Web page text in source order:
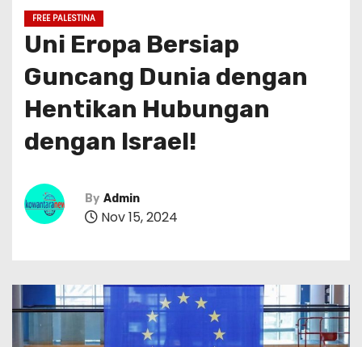
FREE PALESTINA
Uni Eropa Bersiap
Guncang Dunia dengan
Hentikan Hubungan
dengan Israel!
By Admin
Nov 15, 2024